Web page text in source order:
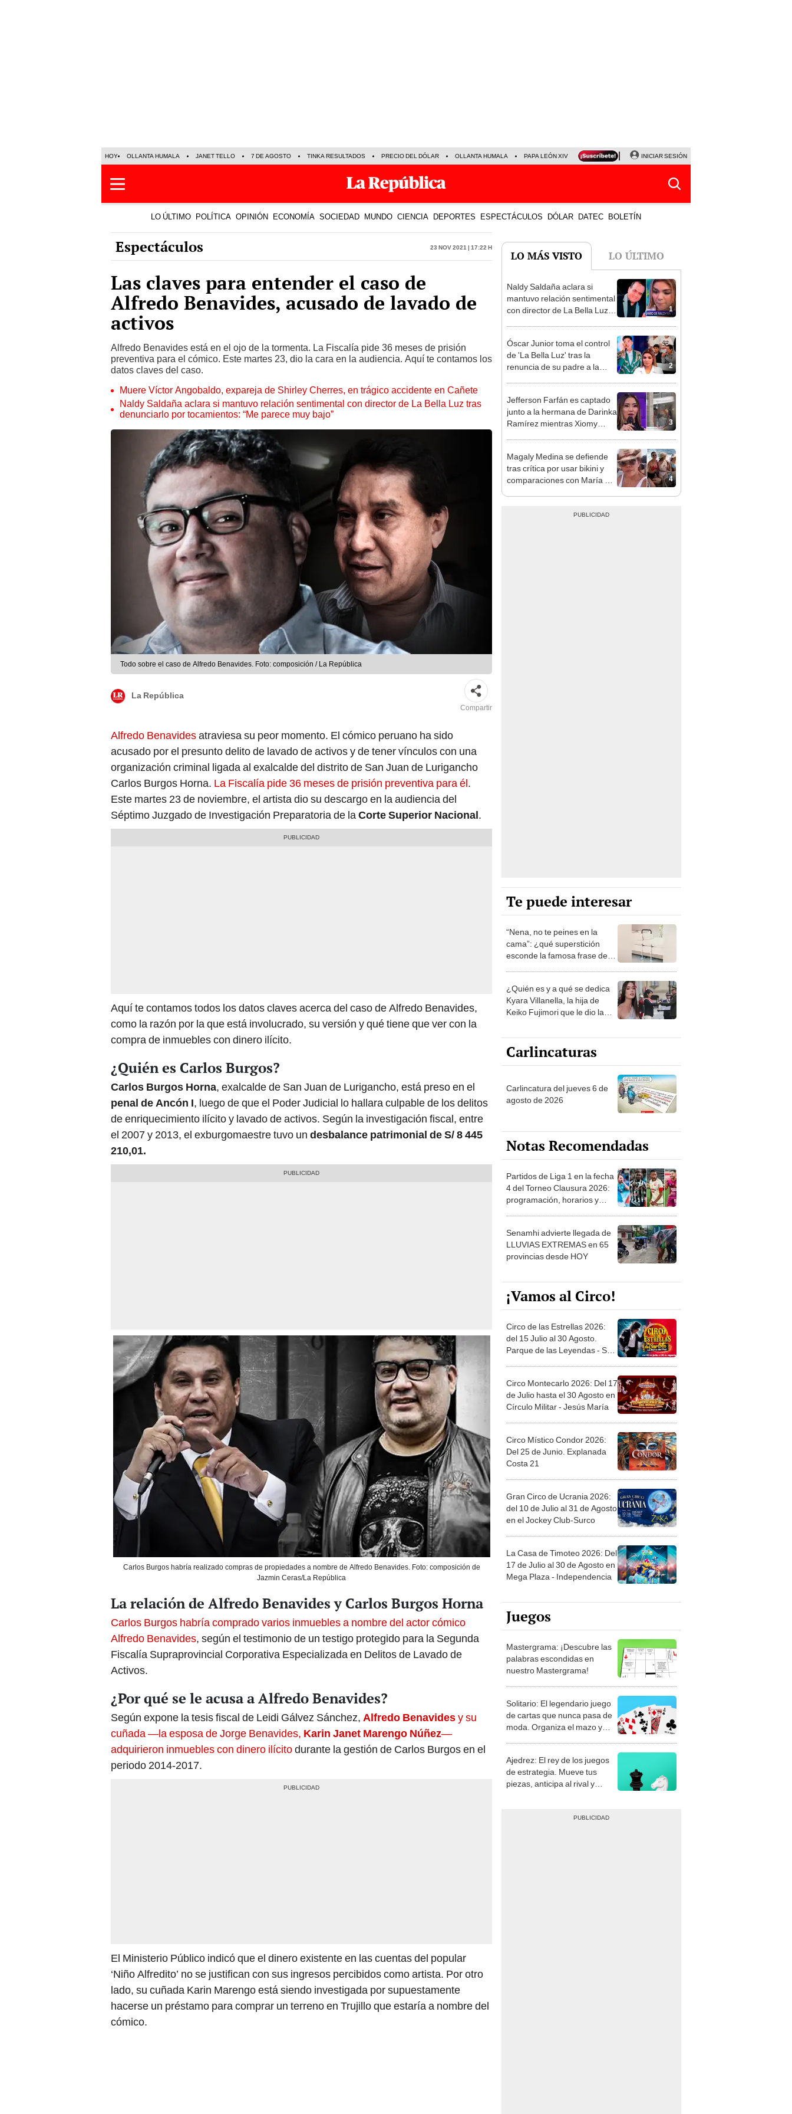
HOY OLLANTA HUMALA JANET TELLO 7 DE AGOSTO TINKA RESULTADOS PRECIO DEL DÓLAR OLLANTA HUMALA PAPA LEÓN XIV NALDY SALDAÑA LA BELLA LUZ
INICIAR SESIÓN
LO ÚLTIMO POLÍTICA OPINIÓN ECONOMÍA SOCIEDAD MUNDO CIENCIA DEPORTES ESPECTÁCULOS DÓLAR DATEC BOLETÍN
Espectáculos 23 Nov 2021 | 17:22 h
Las claves para entender el caso de
Alfredo Benavides, acusado de lavado de
activos
Alfredo Benavides está en el ojo de la tormenta. La Fiscalía pide 36 meses de prisión
preventiva para el cómico. Este martes 23, dio la cara en la audiencia. Aquí te contamos los
datos claves del caso.
Muere Víctor Angobaldo, expareja de Shirley Cherres, en trágico accidente en Cañete
Naldy Saldaña aclara si mantuvo relación sentimental con director de La Bella Luz tras
denunciarlo por tocamientos: “Me parece muy bajo”
Todo sobre el caso de Alfredo Benavides. Foto: composición / La República
La República
Compartir
Alfredo Benavidesatraviesa su peor momento. El cómico peruano ha sido
acusado por el presunto delito de lavado de activos y de tener vínculos con una
organización criminal ligada al exalcalde del distrito de San Juan de Lurigancho
Carlos Burgos Horna. La Fiscalía pide 36 meses de prisión preventiva para él.
Este martes 23 de noviembre, el artista dio su descargo en la audiencia del
Séptimo Juzgado de Investigación Preparatoria de laCorte Superior Nacional.
Aquí te contamos todos los datos claves acerca del caso de Alfredo Benavides,
como la razón por la que está involucrado, su versión y qué tiene que ver con la
compra de inmuebles con dinero ilícito.
¿Quién es Carlos Burgos?
Carlos Burgos Horna, exalcalde de San Juan de Lurigancho, está preso en el
penal de Ancón I, luego de que el Poder Judicial lo hallara culpable de los delitos
de enriquecimiento ilícito y lavado de activos. Según la investigación fiscal, entre
el 2007 y 2013, el exburgomaestre tuvo un desbalance patrimonial de S/ 8 445
210,01.
Carlos Burgos habría realizado compras de propiedades a nombre de Alfredo Benavides. Foto: composición de
Jazmin Ceras/La República
La relación de Alfredo Benavides y Carlos Burgos Horna
Carlos Burgos habría comprado varios inmuebles a nombre del actor cómico
Alfredo Benavides, según el testimonio de un testigo protegido para la Segunda
Fiscalía Supraprovincial Corporativa Especializada en Delitos de Lavado de
Activos.
¿Por qué se le acusa a Alfredo Benavides?
Según expone la tesis fiscal de Leidi Gálvez Sánchez, Alfredo Benavidesy su
cuñada —la esposa de Jorge Benavides, Karin Janet Marengo Núñez—
adquirieron inmuebles con dinero ilícitodurante la gestión de Carlos Burgos en el
periodo 2014-2017.
El Ministerio Público indicó que el dinero existente en las cuentas del popular
‘Niño Alfredito’ no se justifican con sus ingresos percibidos como artista. Por otro
lado, su cuñada Karin Marengo está siendo investigada por supuestamente
hacerse un préstamo para comprar un terreno en Trujillo que estaría a nombre del
cómico.
LO MÁS VISTO LO ÚLTIMO
1
Naldy Saldaña aclara si
mantuvo relación sentimental
con director de La Bella Luz
bajo”
2
Óscar Junior toma el control
de 'La Bella Luz' tras la
renuncia de su padre a la
3
Jefferson Farfán es captado
junto a la hermana de Darinka
Ramírez mientras Xiomy
4
Magaly Medina se defiende
tras crítica por usar bikini y
comparaciones con María Pía
Te puede interesar
“Nena, no te peines en la
cama”: ¿qué superstición
esconde la famosa frase de
¿Quién es y a qué se dedica
Kyara Villanella, la hija de
Keiko Fujimori que le dio la
Carlincaturas
Carlincatura del jueves 6 de
agosto de 2026
Notas Recomendadas
Partidos de Liga 1 en la fecha
4 del Torneo Clausura 2026:
programación, horarios y
Senamhi advierte llegada de
LLUVIAS EXTREMAS en 65
provincias desde HOY
¡Vamos al Circo!
Circo de las Estrellas 2026:
del 15 Julio al 30 Agosto.
Parque de las Leyendas - San
Circo Montecarlo 2026: Del 17
de Julio hasta el 30 Agosto en
Círculo Militar - Jesús María
Circo Místico Condor 2026:
Del 25 de Junio. Explanada
Costa 21
Gran Circo de Ucrania 2026:
del 10 de Julio al 31 de Agosto
en el Jockey Club-Surco
La Casa de Timoteo 2026: Del
17 de Julio al 30 de Agosto en
Mega Plaza - Independencia
Juegos
Mastergrama: ¡Descubre las
palabras escondidas en
nuestro Mastergrama!
Solitario: El legendario juego
de cartas que nunca pasa de
moda. Organiza el mazo y
Ajedrez: El rey de los juegos
de estrategia. Mueve tus
piezas, anticipa al rival y